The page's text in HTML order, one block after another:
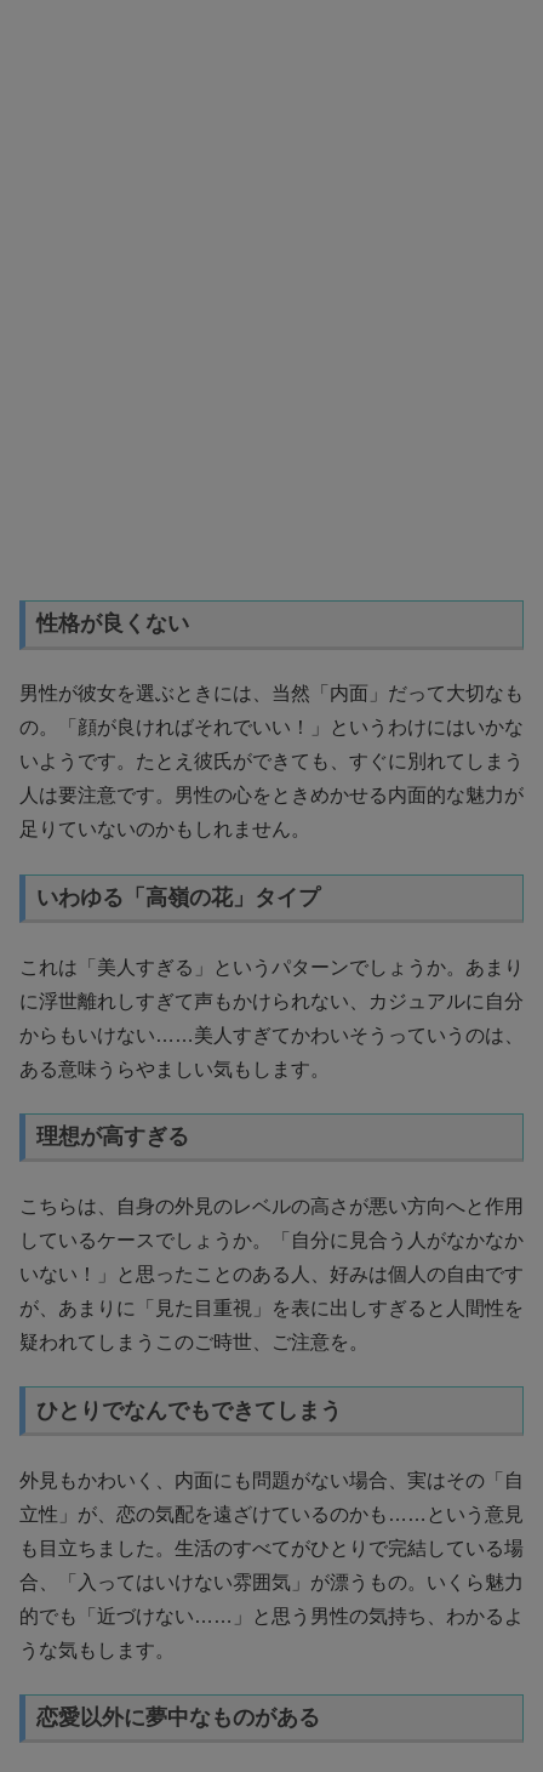
性格が良くない
男性が彼女を選ぶときには、当然「内面」だって大切なも
の。「顔が良ければそれでいい！」というわけにはいかな
いようです。たとえ彼氏ができても、すぐに別れてしまう
人は要注意です。男性の心をときめかせる内面的な魅力が
足りていないのかもしれません。
いわゆる「高嶺の花」タイプ
これは「美人すぎる」というパターンでしょうか。あまり
に浮世離れしすぎて声もかけられない、カジュアルに自分
からもいけない……美人すぎてかわいそうっていうのは、
ある意味うらやましい気もします。
理想が高すぎる
こちらは、自身の外見のレベルの高さが悪い方向へと作用
しているケースでしょうか。「自分に見合う人がなかなか
いない！」と思ったことのある人、好みは個人の自由です
が、あまりに「見た目重視」を表に出しすぎると人間性を
疑われてしまうこのご時世、ご注意を。
ひとりでなんでもできてしまう
外見もかわいく、内面にも問題がない場合、実はその「自
立性」が、恋の気配を遠ざけているのかも……という意見
も目立ちました。生活のすべてがひとりで完結している場
合、「入ってはいけない雰囲気」が漂うもの。いくら魅力
的でも「近づけない……」と思う男性の気持ち、わかるよ
うな気もします。
恋愛以外に夢中なものがある